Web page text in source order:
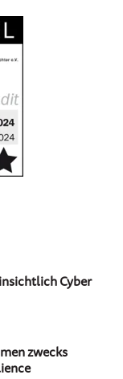
Cyber
zwecks